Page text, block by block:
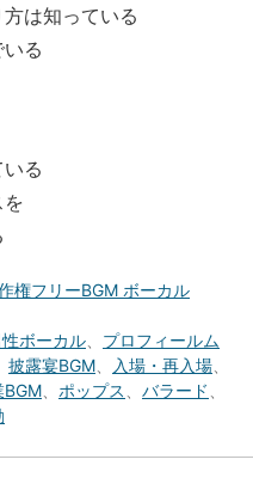
は知っている
る
る
権フリーBGM ボーカル
ボーカル
プロフィールム
披露宴BGM 入場・再入場
BGM ポップス バラード